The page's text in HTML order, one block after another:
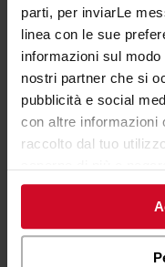
parti, per inviarLe
linea con le sue
informazioni sul
nostri partner che si
pubblicità e social
con altre informazioni
raccolto dal tuo
cookieclicchi qui. Il
cliccando sul tasto
cookie di profilazione
All'interno del
prodottidi Cefla
Guarda il timelapse!
SCARICA L'ARTICOLO